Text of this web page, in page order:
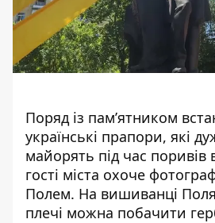
Поряд із пам’ятником
українські прапори, які
майорять під час поривів
гості міста охоче
Полем. На вишиванці
плечі можна побачити